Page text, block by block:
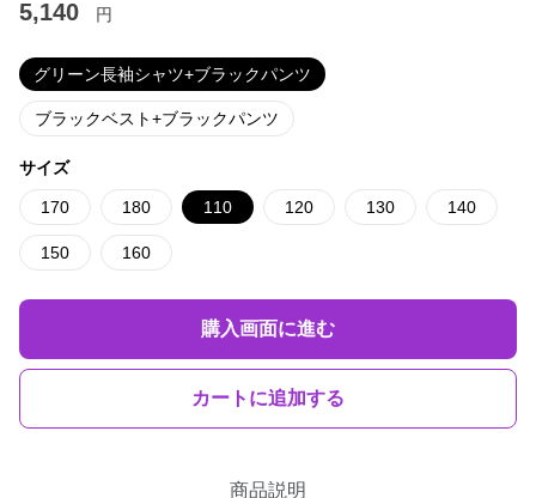
5,140 円
グリーン長袖シャツ+ブラックパンツ
ブラックベスト+ブラックパンツ
サイズ
170 180 110 120 130 140
150 160
購入画面に進む
カートに追加する
商品説明